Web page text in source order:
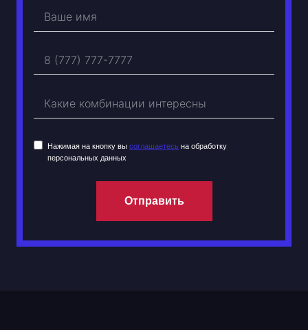
Нажимая на кнопку вы соглашаетесь на обработку
персональных данных
Отправить